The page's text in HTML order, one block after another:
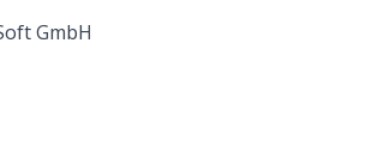
GmbH